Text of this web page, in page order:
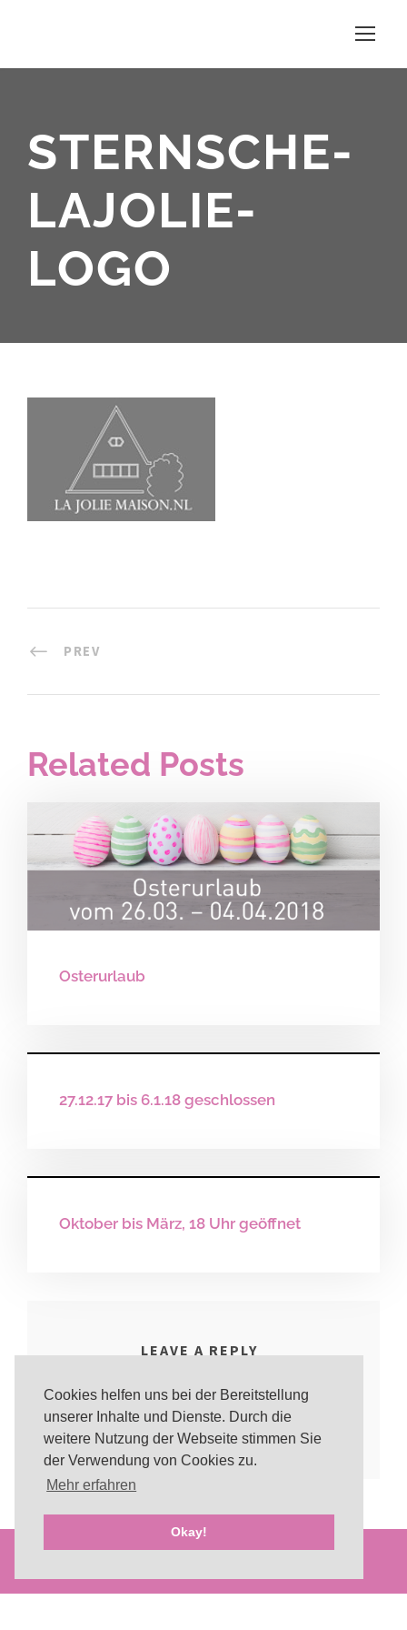
Cookies helfen uns bei der Bereitstellung
unserer Inhalte und Dienste. Durch die
weitere Nutzung der Webseite stimmen Sie
der Verwendung von Cookies zu.
Mehr erfahren
Okay!
STERNSCHE-
LAJOLIE-
LOGO
PREV
Related Posts
Osterurlaub
27.12.17 bis 6.1.18 geschlossen
Oktober bis März, 18 Uhr geöffnet
LEAVE A REPLY
You must be logged in to post a comment.